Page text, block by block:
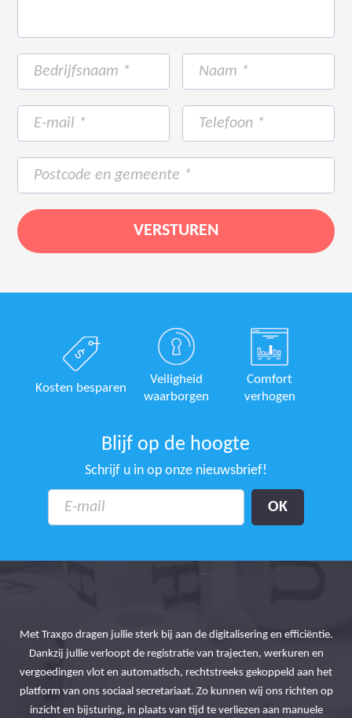
Kosten besparen
Veiligheid
waarborgen
Comfort
verhogen
Blijf op de hoogte
Schrijf u in op onze nieuwsbrief!
Met Traxgo dragen jullie sterk bij aan de digitalisering en efficiëntie.
Dankzij jullie verloopt de registratie van trajecten, werkuren en
vergoedingen vlot en automatisch, rechtstreeks gekoppeld aan het
platform van ons sociaal secretariaat. Zo kunnen wij ons richten op
inzicht en bijsturing, in plaats van tijd te verliezen aan manuele